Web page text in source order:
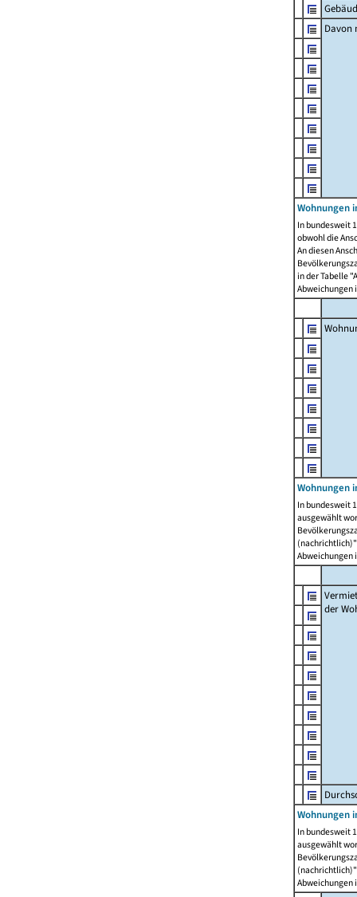
Davon
Wohnungen
In bundesweit
obwohl die
An diesen
in der Tabelle
Abweichungen
Wohnungen
In bundesweit
ausgewählt
Abweichungen
der
Wohnungen
In bundesweit
ausgewählt
Abweichungen